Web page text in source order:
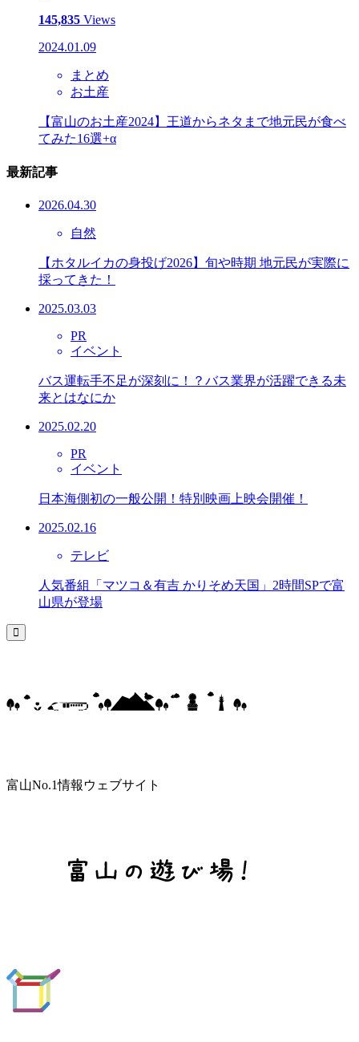
145,835 Views
2024.01.09
まとめ
お土産
【富山のお土産2024】王道からネタまで地元民が食べ
てみた16選+α
最新記事
2026.04.30
自然
【ホタルイカの身投げ2026】旬や時期 地元民が実際に
採ってきた！
2025.03.03
PR
イベント
バス運転手不足が深刻に！？バス業界が活躍できる未
来とはなにか
2025.02.20
PR
イベント
日本海側初の一般公開！特別映画上映会開催！
2025.02.16
テレビ
人気番組「マツコ＆有吉 かりそめ天国」2時間SPで富
山県が登場
富山No.1情報ウェブサイト